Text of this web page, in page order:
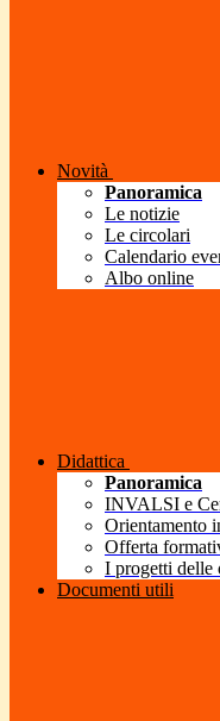
Novità
Panoramica
Le notizie
Le circolari
Calendario
Albo online
Didattica
Panoramica
INVALSI e
Orientamento
Offerta
I progetti delle
Documenti utili